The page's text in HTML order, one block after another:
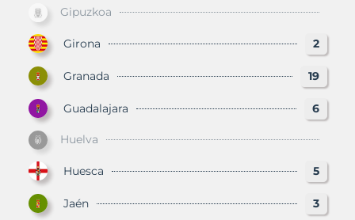
Gipuzkoa
Girona 2
Granada 19
Guadalajara 6
Huelva
Huesca 5
Jaén 3